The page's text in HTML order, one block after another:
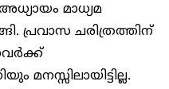
മാധ്യമ
പ്രവാസ ചരിത്രത്തിന്
മനസ്സിലായിട്ടില്ല.